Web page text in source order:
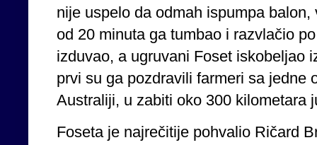
nije uspelo da odmah ispumpa
od 20 minuta ga tumbao i razvlačio
izduvao, a ugruvani Foset iskobeljao
prvi su ga pozdravili farmeri sa jedne
Australiji, u zabiti oko 300 kilometara
Foseta je najrečitije pohvalio Ričard